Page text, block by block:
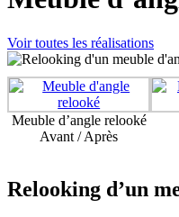
Voir toutes les réalisations
Meuble d’angle relooké
Avant / Après
Relooking d’un